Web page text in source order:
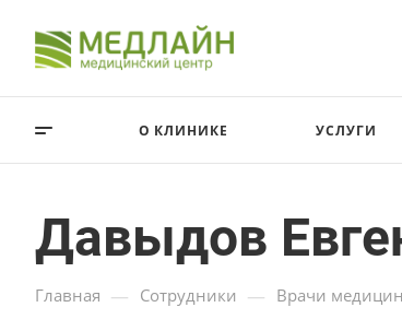
О КЛИНИКЕ УСЛУГИ
Давыдов
Главная — Сотрудники — Врачи